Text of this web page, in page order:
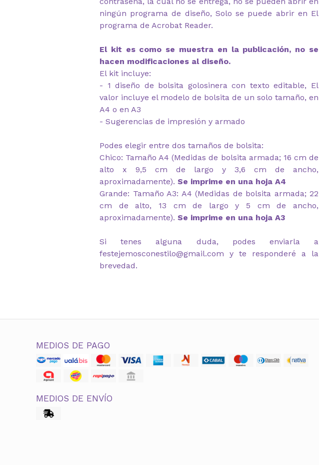
ningún programa de diseño, Solo se puede abrir en El
programa de Acrobat Reader.
El kit es como se muestra en la publicación, no se
hacen modificaciones al diseño.
El kit incluye:
- 1 diseño de bolsita golosinera con texto editable, El
valor incluye el modelo de bolsita de un solo tamaño, en
A4 o en A3
- Sugerencias de impresión y armado
Podes elegir entre dos tamaños de bolsita:
Chico: Tamaño A4 (Medidas de bolsita armada; 16 cm de
alto x 9,5 cm de largo y 3,6 cm de ancho,
aproximadamente). Se imprime en una hoja A4
Grande: Tamaño A3: A4 (Medidas de bolsita armada; 22
cm de alto, 13 cm de largo y 5 cm de ancho,
aproximadamente). Se imprime en una hoja A3
Si tenes alguna duda, podes enviarla a
festejemosconestilo@gmail.com y te responderé a la
brevedad.
MEDIOS DE PAGO
MEDIOS DE ENVÍO